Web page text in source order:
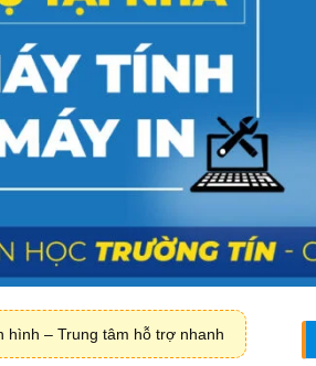
hình – Trung tâm hỗ trợ nhanh